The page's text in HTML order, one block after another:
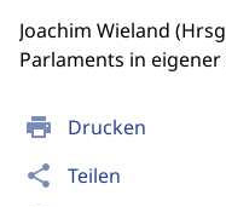
print Drucken
share Teilen
Joachim Wieland
Parlaments in eigener